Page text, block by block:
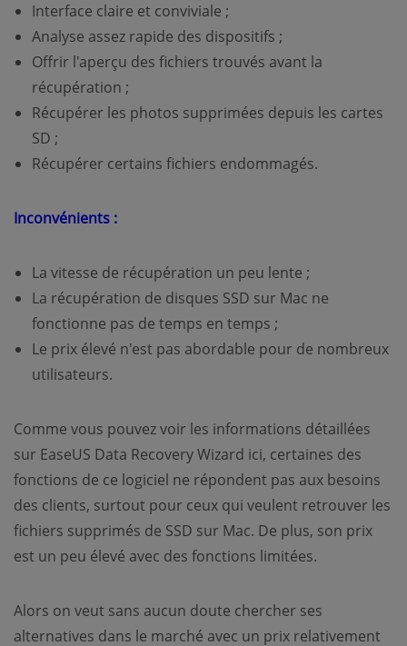
Interface claire et conviviale ;
Analyse assez rapide des dispositifs ;
Offrir l'aperçu des fichiers trouvés avant la
récupération ;
Récupérer les photos supprimées depuis les cartes
SD ;
Récupérer certains fichiers endommagés.
Inconvénients :
La vitesse de récupération un peu lente ;
La récupération de disques SSD sur Mac ne
fonctionne pas de temps en temps ;
Le prix élevé n'est pas abordable pour de nombreux
utilisateurs.
Comme vous pouvez voir les informations détaillées
sur EaseUS Data Recovery Wizard ici, certaines des
fonctions de ce logiciel ne répondent pas aux besoins
des clients, surtout pour ceux qui veulent retrouver les
fichiers supprimés de SSD sur Mac. De plus, son prix
est un peu élevé avec des fonctions limitées.
Alors on veut sans aucun doute chercher ses
alternatives dans le marché avec un prix relativement